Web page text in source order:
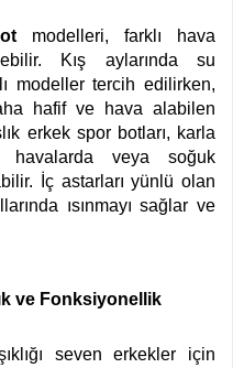
modelleri, farklı hava
Kış aylarında su
modeller tercih edilirken,
hafif ve hava alabilen
erkek spor botları, karla
havalarda veya soğuk
İç astarları yünlü olan
ısınmayı sağlar ve
ve Fonksiyonellik
seven erkekler için